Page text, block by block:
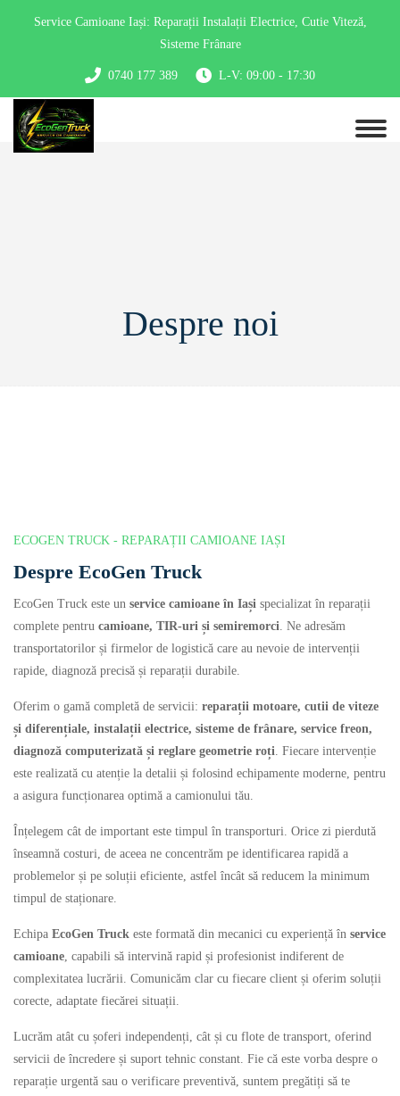
Service Camioane Iași: Reparații Instalații Electrice, Cutie Viteză,
Sisteme Frânare
0740 177 389 L-V: 09:00 - 17:30
Despre noi
ECOGEN TRUCK - REPARAȚII CAMIOANE IAȘI
Despre EcoGen Truck
EcoGen Truck este un service camioane în Iași specializat în reparații
complete pentru camioane, TIR-uri și semiremorci. Ne adresăm
transportatorilor și firmelor de logistică care au nevoie de intervenții
rapide, diagnoză precisă și reparații durabile.
Oferim o gamă completă de servicii: reparații motoare, cutii de viteze
și diferențiale, instalații electrice, sisteme de frânare, service freon,
diagnoză computerizată și reglare geometrie roți. Fiecare intervenție
este realizată cu atenție la detalii și folosind echipamente moderne, pentru
a asigura funcționarea optimă a camionului tău.
Înțelegem cât de important este timpul în transporturi. Orice zi pierdută
înseamnă costuri, de aceea ne concentrăm pe identificarea rapidă a
problemelor și pe soluții eficiente, astfel încât să reducem la minimum
timpul de staționare.
Echipa EcoGen Truck este formată din mecanici cu experiență în service
camioane, capabili să intervină rapid și profesionist indiferent de
complexitatea lucrării. Comunicăm clar cu fiecare client și oferim soluții
corecte, adaptate fiecărei situații.
Lucrăm atât cu șoferi independenți, cât și cu flote de transport, oferind
servicii de încredere și suport tehnic constant. Fie că este vorba despre o
reparație urgentă sau o verificare preventivă, suntem pregătiți să te